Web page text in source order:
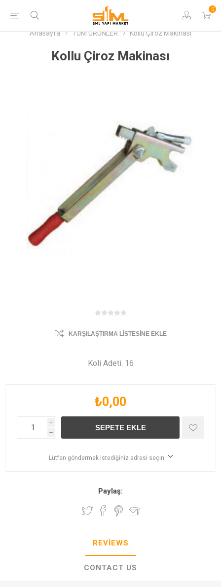
0
Anasayfa TÜM ÜRÜNLER Kollu Çiroz Makinası
Kollu Çiroz Makinası
KARŞILAŞTIRMA LISTESINE EKLE
Koli Adeti: 16
₺0,00
i
h
Lütfen göndermek istediğiniz adresi seçin
Paylaş:
REVIEWS
CONTACT US